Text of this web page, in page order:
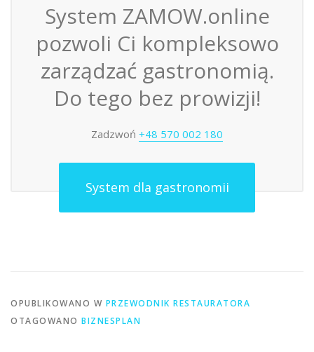
System ZAMOW.online
pozwoli Ci kompleksowo
zarządzać gastronomią.
Do tego bez prowizji!
Zadzwoń +48 570 002 180
System dla gastronomii
OPUBLIKOWANO W PRZEWODNIK RESTAURATORA
OTAGOWANO BIZNESPLAN